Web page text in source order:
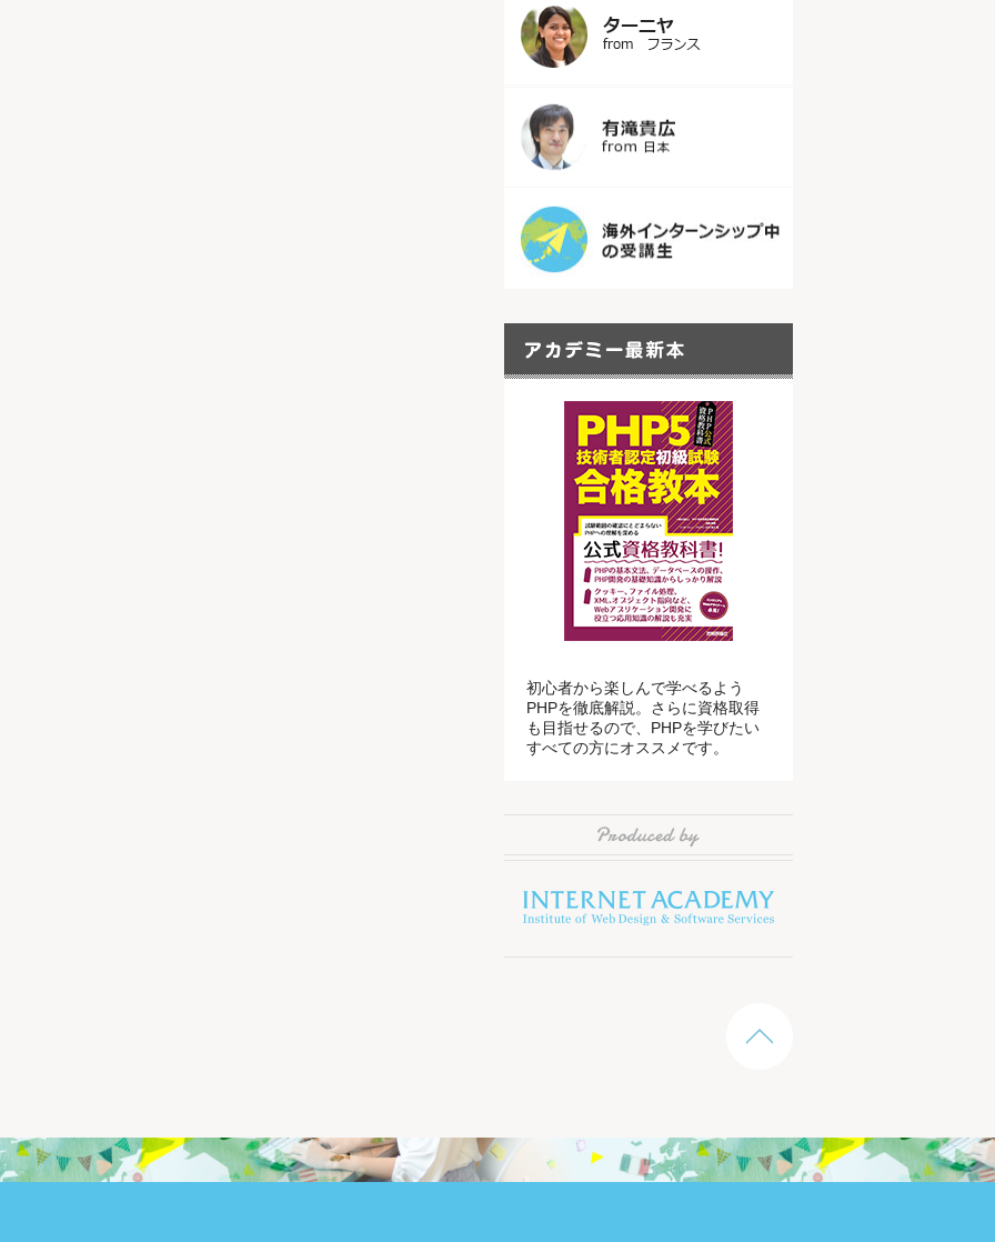
初心者から楽しんで学べるよう
PHPを徹底解説。さらに資格取得
も目指せるので、PHPを学びたい
すべての方にオススメです。